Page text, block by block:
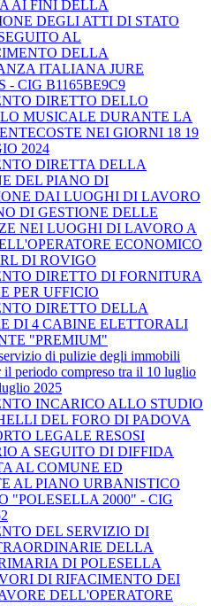
AI FINI DELLA
DEGLI ATTI DI STATO
AL
DELLA
ITALIANA JURE
- CIG B1165BE9C9
DIRETTO DELLO
MUSICALE DURANTE LA
NEI GIORNI 18 19
2024
DIRETTA DELLA
DEL PIANO DI
DAI LUOGHI DI LAVORO
DI GESTIONE DELLE
NEI LUOGHI DI LAVORO A
ECONOMICO
DI ROVIGO
DIRETTO DI FORNITURA
PER UFFICIO
DIRETTO DELLA
DI 4 CABINE ELETTORALI
"PREMIUM"
di pulizie degli immobili
il periodo compreso tra il 10 luglio
2025
INCARICO ALLO STUDIO
DEL FORO DI PADOVA
LEGALE RESOSI
A SEGUITO DI DIFFIDA
AL COMUNE ED
AL PIANO URBANISTICO
"POLESELLA 2000" - CIG
DEL SERVIZIO DI
DELLA
DI POLESELLA
DI RIFACIMENTO DEI
DELL'OPERATORE